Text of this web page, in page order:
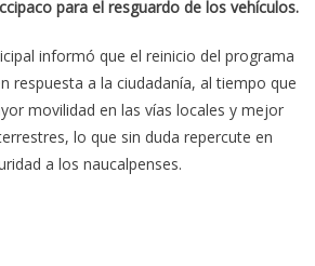
para el resguardo de los vehículos.
informó que el reinicio del programa
respuesta a la ciudadanía, al tiempo que
movilidad en las vías locales y mejor
lo que sin duda repercute en
a los naucalpenses.